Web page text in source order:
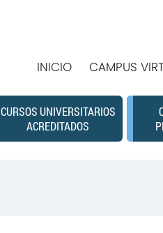
INICIO CAMPUS
CURSOS UNIVERSITARIOS
ACREDITADOS